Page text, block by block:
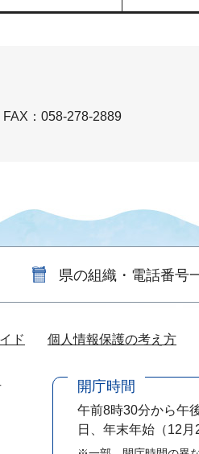
FAX：058-278-2889
県の組織・電話番号
ド 個人情報保護の考え方
開庁時間
午前8時30分から午
日、年末年始（12月